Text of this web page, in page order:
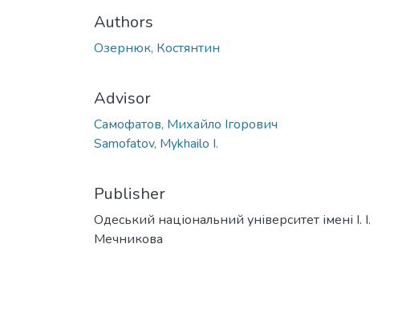
Authors
Озернюк, Костянтин
Advisor
Самофатов, Михайло Ігорович
Samofatov, Mykhailo I.
Publisher
Одеський національний університет імені І. І.
Мечникова